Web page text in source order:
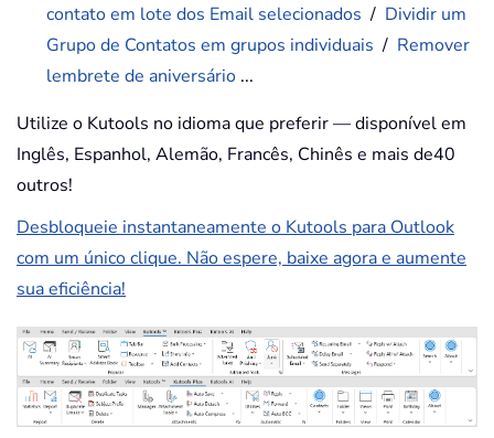
contato em lote dos Email selecionados / Dividir um
Grupo de Contatos em grupos individuais / Remover
lembrete de aniversário ...
Utilize o Kutools no idioma que preferir — disponível em
Inglês, Espanhol, Alemão, Francês, Chinês e mais de40
outros!
Desbloqueie instantaneamente o Kutools para Outlook
com um único clique. Não espere, baixe agora e aumente
sua eficiência!